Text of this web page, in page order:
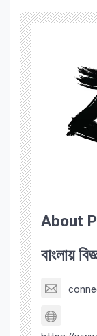
About
বাংলায়